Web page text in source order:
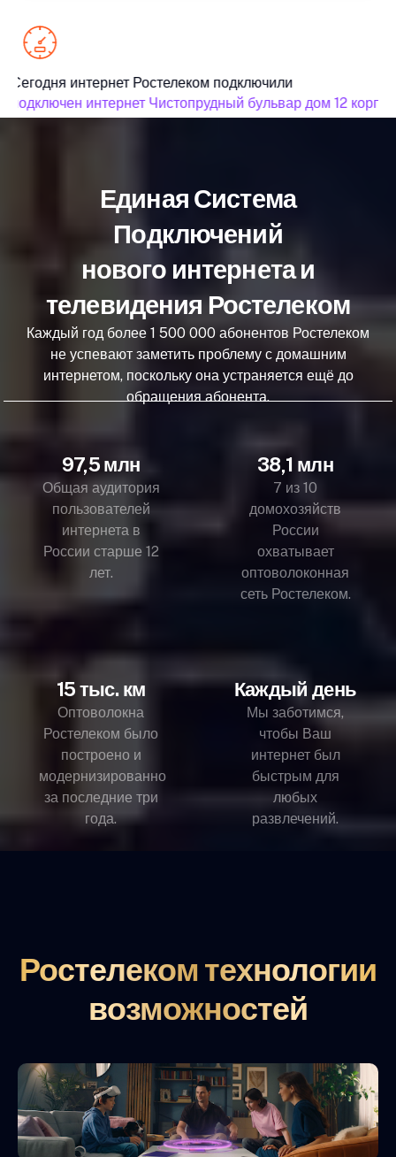
Сегодня интернет Ростелеком подключили
подключен интернет Чистопрудный бульвар дом 12 корпус
Единая Система
Подключений
нового интернета и
телевидения Ростелеком
Каждый год более 1 500 000 абонентов Ростелеком
не успевают заметить проблему с домашним
интернетом, поскольку она устраняется ещё до
обращения абонента.
97,5 млн
Общая аудитория
пользователей
интернета в
России старше 12
лет.
38,1 млн
7 из 10
домохозяйств
России
охватывает
оптоволоконная
сеть Ростелеком.
15 тыс. км
Оптоволокна
Ростелеком было
построено и
модернизированно
за последние три
года.
Каждый день
Мы заботимся,
чтобы Ваш
интернет был
быстрым для
любых
развлечений.
Ростелеком технологии
возможностей